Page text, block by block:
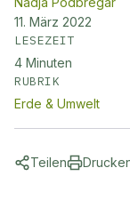
11. März 2022
LESEZEIT
4 Minuten
RUBRIK
Erde & Umwelt
Teilen